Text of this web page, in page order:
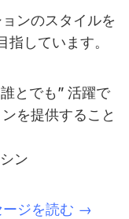
ンのスタイルを
しています。
とでも” 活躍で
を提供すること
ン
ージを読む →